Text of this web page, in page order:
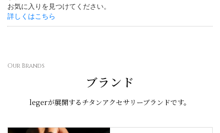
お気に入りを見つけてください。
詳しくはこちら
Our Brands
ブランド
legerが展開するチタンアクセサリーブランドです。